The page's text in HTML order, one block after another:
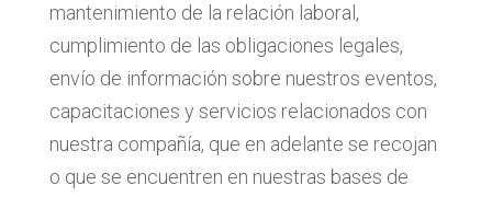
mantenimiento de la relación laboral,
cumplimiento de las obligaciones legales,
envío de información sobre nuestros eventos,
capacitaciones y servicios relacionados con
nuestra compañía, que en adelante se recojan
o que se encuentren en nuestras bases de